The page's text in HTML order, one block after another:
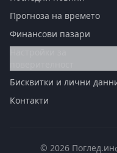
Прогноза на времето
Финансови пазари
Бисквитки и лични
Контакти
© 2026